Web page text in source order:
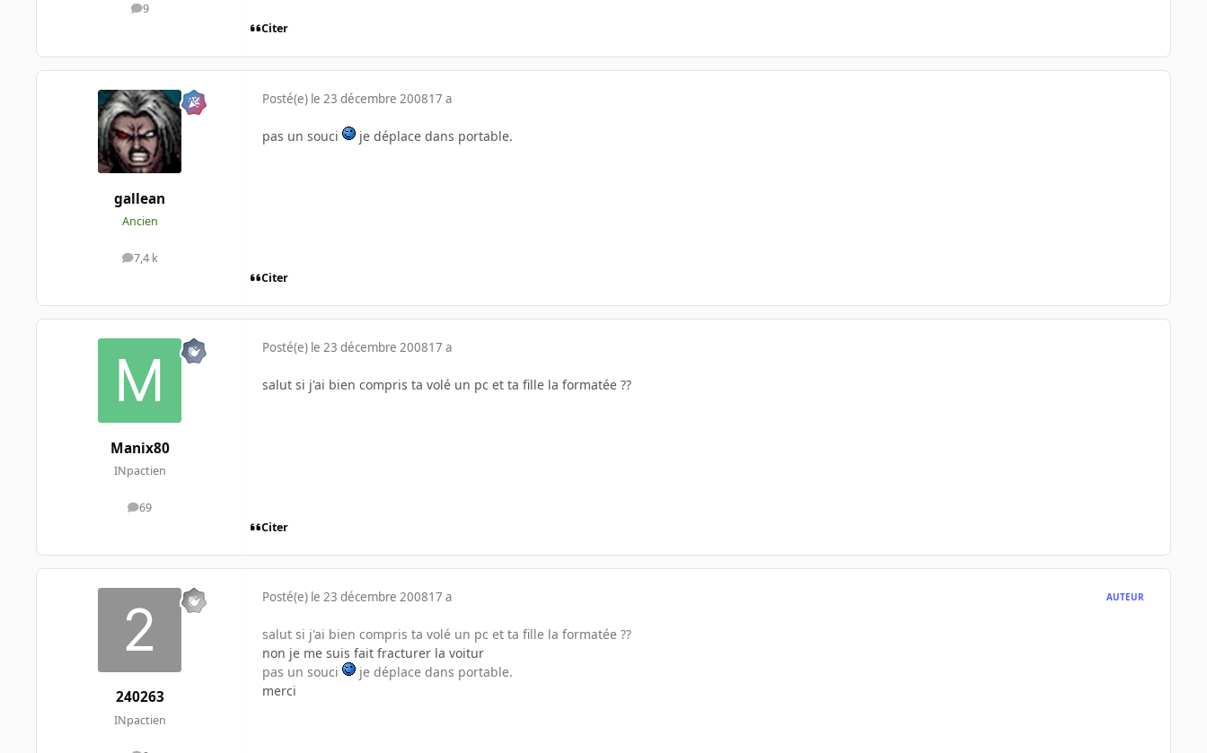
9
messages
Citer
gallean
Ancien
7,4 k
messages
Posté(e) le 23 décembre 200817 a
pas un souci je déplace dans portable.
Citer
Manix80
INpactien
69
messages
Posté(e) le 23 décembre 200817 a
salut si j'ai bien compris ta volé un pc et ta fille la formatée ??
Citer
240263
INpactien
Posté(e) le 23 décembre 200817 a AUTEUR
salut si j'ai bien compris ta volé un pc et ta fille la formatée ??
non je me suis fait fracturer la voitur
pas un souci
je déplace dans portable.
merci